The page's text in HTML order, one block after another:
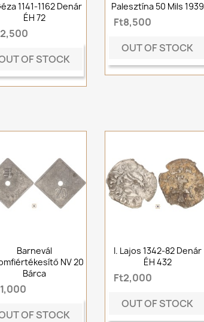
1141-1162 Denár
ÉH 72
OF STOCK
Palesztína 50 Mils 1939
Ft8,500
OUT OF STOCK
Barnevál
NV 20
Bárca
OF STOCK
I. Lajos 1342-82 Denár
ÉH 432
Ft2,000
OUT OF STOCK